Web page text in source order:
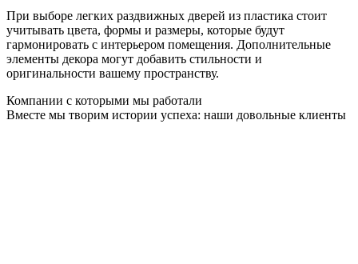
При выборе легких раздвижных дверей из пластика стоит
учитывать цвета, формы и размеры, которые будут
гармонировать с интерьером помещения. Дополнительные
элементы декора могут добавить стильности и
оригинальности вашему пространству.
Компании с которыми мы работали
Вместе мы творим истории успеха: наши довольные клиенты